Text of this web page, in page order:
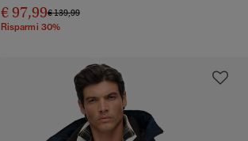
€ 97,99Prezzo ridotto da
€ 139,99a
Risparmi 30%